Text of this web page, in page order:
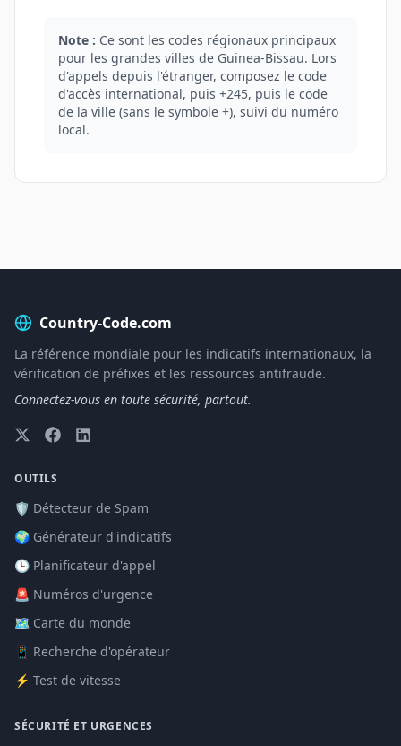
Note : Ce sont les codes régionaux principaux
pour les grandes villes de Guinea-Bissau. Lors
d'appels depuis l'étranger, composez le code
d'accès international, puis +245, puis le code
de la ville (sans le symbole +), suivi du numéro
local.
Country-Code.com
La référence mondiale pour les indicatifs internationaux, la
vérification de préfixes et les ressources antifraude.
Connectez-vous en toute sécurité, partout.
OUTILS
🛡️ Détecteur de Spam
🌍 Générateur d'indicatifs
🕒 Planificateur d'appel
🚨 Numéros d'urgence
🗺️ Carte du monde
📱 Recherche d'opérateur
⚡ Test de vitesse
SÉCURITÉ ET URGENCES